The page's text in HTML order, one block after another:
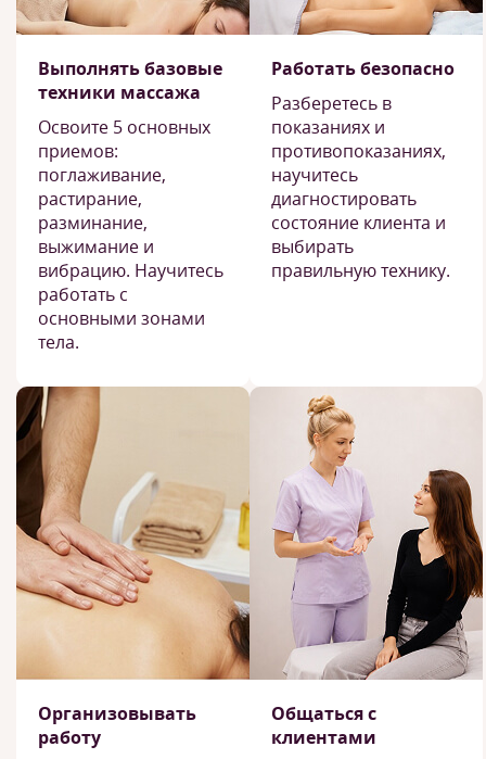
Выполнять базовые
техники массажа
Освоите 5 основных
приемов:
поглаживание,
растирание,
разминание,
выжимание и
вибрацию. Научитесь
работать с
основными зонами
тела.
Работать безопасно
Разберетесь в
показаниях и
противопоказаниях,
научитесь
диагностировать
состояние клиента и
выбирать
правильную технику.
Организовывать
работу
Общаться с
клиентами